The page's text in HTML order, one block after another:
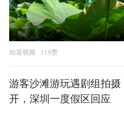
知道视频 119赞
游客沙滩游玩遇剧组拍
开，深圳一度假区回应